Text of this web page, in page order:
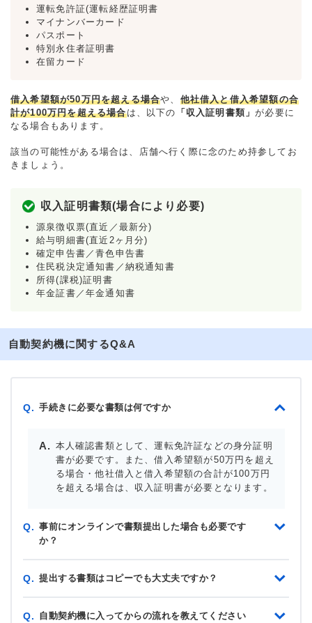
運転免許証(運転経歴証明書
マイナンバーカード
パスポート
特別永住者証明書
在留カード
借入希望額が50万円を超える場合や、 他社借入と借入希望額の合
計が100万円を超える場合は、以下の 「収入証明書類」が必要に
なる場合もあります。
該当の可能性がある場合は、店舗へ行く際に念のため持参してお
きましょう。
収入証明書類(場合により必要)
源泉徴収票(直近／最新分)
給与明細書(直近2ヶ月分)
確定申告書／青色申告書
住民税決定通知書／納税通知書
所得(課税)証明書
年金証書／年金通知書
自動契約機に関するQ&A
Q. 手続きに必要な書類は何ですか
本人確認書類として、運転免許証などの身分証明
書が必要です。また、借入希望額が50万円を超え
る場合・他社借入と借入希望額の合計が100万円
を超える場合は、収入証明書が必要となります。
Q. 事前にオンラインで書類提出した場合も必要です
か？
Q. 提出する書類はコピーでも大丈夫ですか？
Q. 自動契約機に入ってからの流れを教えてください